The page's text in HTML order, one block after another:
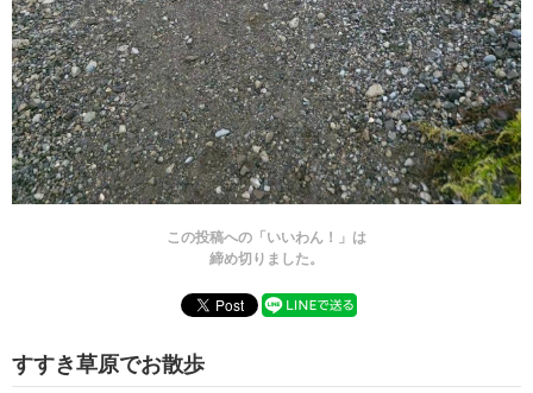
この投稿への「いいわん！」は
締め切りました。
すすき草原でお散歩